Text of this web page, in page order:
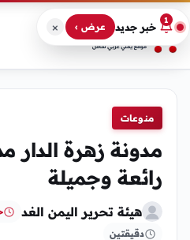
منوعات
مدونة زهرة الدار
رائعة وجميلة
هيئة تحرير اليمن الغد
دقيقتين
1
خبر جديد عرض › ×